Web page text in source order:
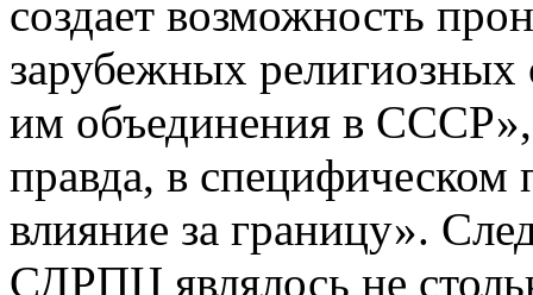
создает возможность
зарубежных
им объединения в СССР»,
правда, в специфическом
влияние за границу».
СДРПЦ являлось не